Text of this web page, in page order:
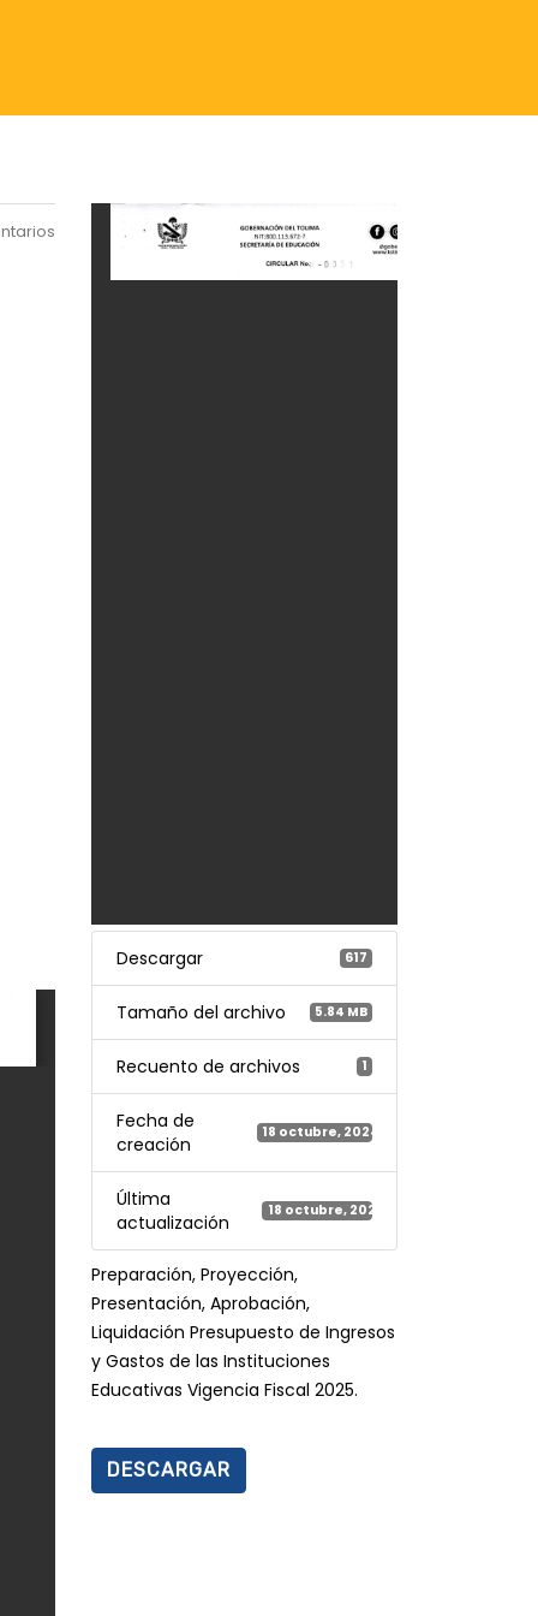
Descargar 617
Tamaño del archivo 5.84 MB
Recuento de archivos 1
Fecha de
creación
18 octubre, 2024
Última
actualización
18 octubre, 2024
Preparación, Proyección,
Presentación, Aprobación,
Liquidación Presupuesto de Ingresos
y Gastos de las Instituciones
Educativas Vigencia Fiscal 2025.
DESCARGAR